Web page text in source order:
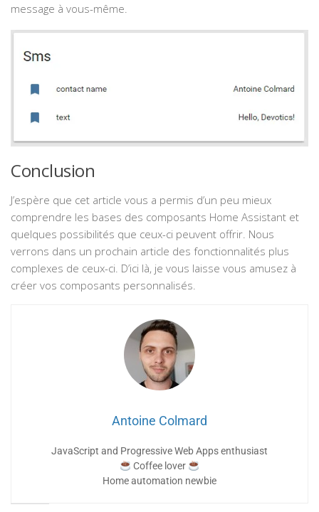
message à vous-même.
Conclusion
J’espère que cet article vous a permis d’un peu mieux
comprendre les bases des composants Home Assistant et
quelques possibilités que ceux-ci peuvent offrir. Nous
verrons dans un prochain article des fonctionnalités plus
complexes de ceux-ci. D’ici là, je vous laisse vous amusez à
créer vos composants personnalisés.
Antoine Colmard
JavaScript and Progressive Web Apps enthusiast
Coffee lover
Home automation newbie